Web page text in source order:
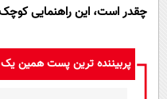
چقدر است، این راهنمایی
پربیننده ترین پست همین